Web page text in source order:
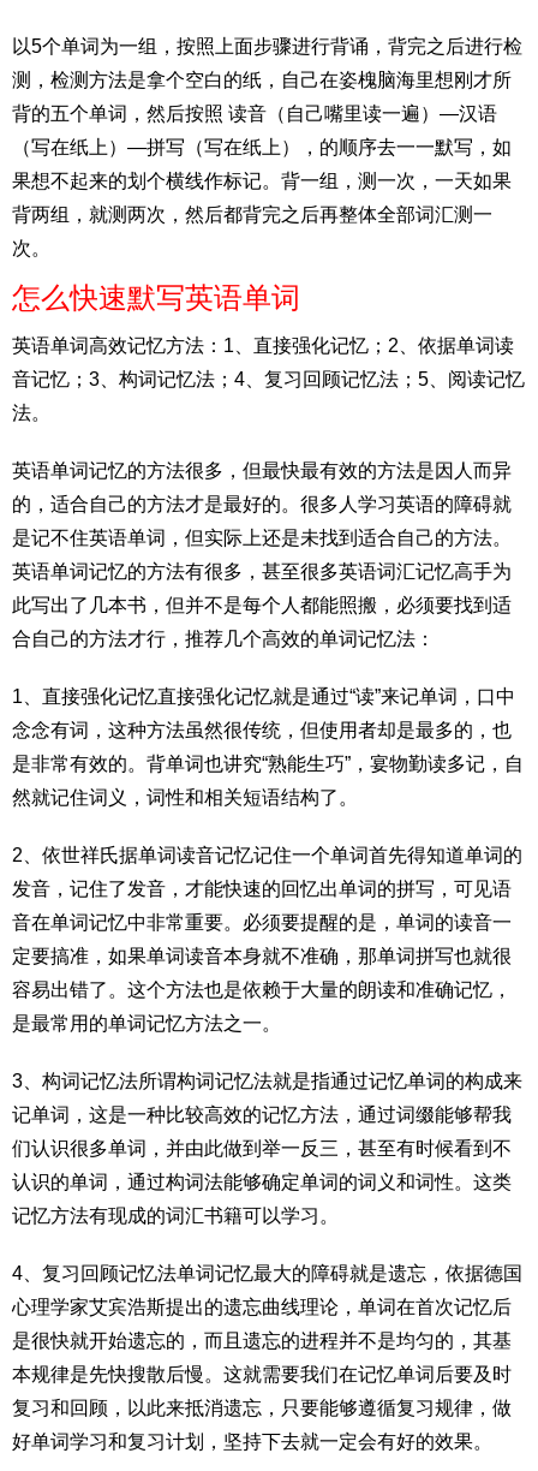
以5个单词为一组，按照上面步骤进行背诵，背完之后进行检
测，检测方法是拿个空白的纸，自己在姿槐脑海里想刚才所
背的五个单词，然后按照 读音（自己嘴里读一遍）—汉语
（写在纸上）—拼写（写在纸上），的顺序去一一默写，如
果想不起来的划个横线作标记。背一组，测一次，一天如果
背两组，就测两次，然后都背完之后再整体全部词汇测一
次。
怎么快速默写英语单词
英语单词高效记忆方法：1、直接强化记忆；2、依据单词读
音记忆；3、构词记忆法；4、复习回顾记忆法；5、阅读记忆
法。
英语单词记忆的方法很多，但最快最有效的方法是因人而异
的，适合自己的方法才是最好的。很多人学习英语的障碍就
是记不住英语单词，但实际上还是未找到适合自己的方法。
英语单词记忆的方法有很多，甚至很多英语词汇记忆高手为
此写出了几本书，但并不是每个人都能照搬，必须要找到适
合自己的方法才行，推荐几个高效的单词记忆法：
1、直接强化记忆直接强化记忆就是通过“读”来记单词，口中
念念有词，这种方法虽然很传统，但使用者却是最多的，也
是非常有效的。背单词也讲究“熟能生巧”，宴物勤读多记，自
然就记住词义，词性和相关短语结构了。
2、依世祥氏据单词读音记忆记住一个单词首先得知道单词的
发音，记住了发音，才能快速的回忆出单词的拼写，可见语
音在单词记忆中非常重要。必须要提醒的是，单词的读音一
定要搞准，如果单词读音本身就不准确，那单词拼写也就很
容易出错了。这个方法也是依赖于大量的朗读和准确记忆，
是最常用的单词记忆方法之一。
3、构词记忆法所谓构词记忆法就是指通过记忆单词的构成来
记单词，这是一种比较高效的记忆方法，通过词缀能够帮我
们认识很多单词，并由此做到举一反三，甚至有时候看到不
认识的单词，通过构词法能够确定单词的词义和词性。这类
记忆方法有现成的词汇书籍可以学习。
4、复习回顾记忆法单词记忆最大的障碍就是遗忘，依据德国
心理学家艾宾浩斯提出的遗忘曲线理论，单词在首次记忆后
是很快就开始遗忘的，而且遗忘的进程并不是均匀的，其基
本规律是先快搜散后慢。这就需要我们在记忆单词后要及时
复习和回顾，以此来抵消遗忘，只要能够遵循复习规律，做
好单词学习和复习计划，坚持下去就一定会有好的效果。